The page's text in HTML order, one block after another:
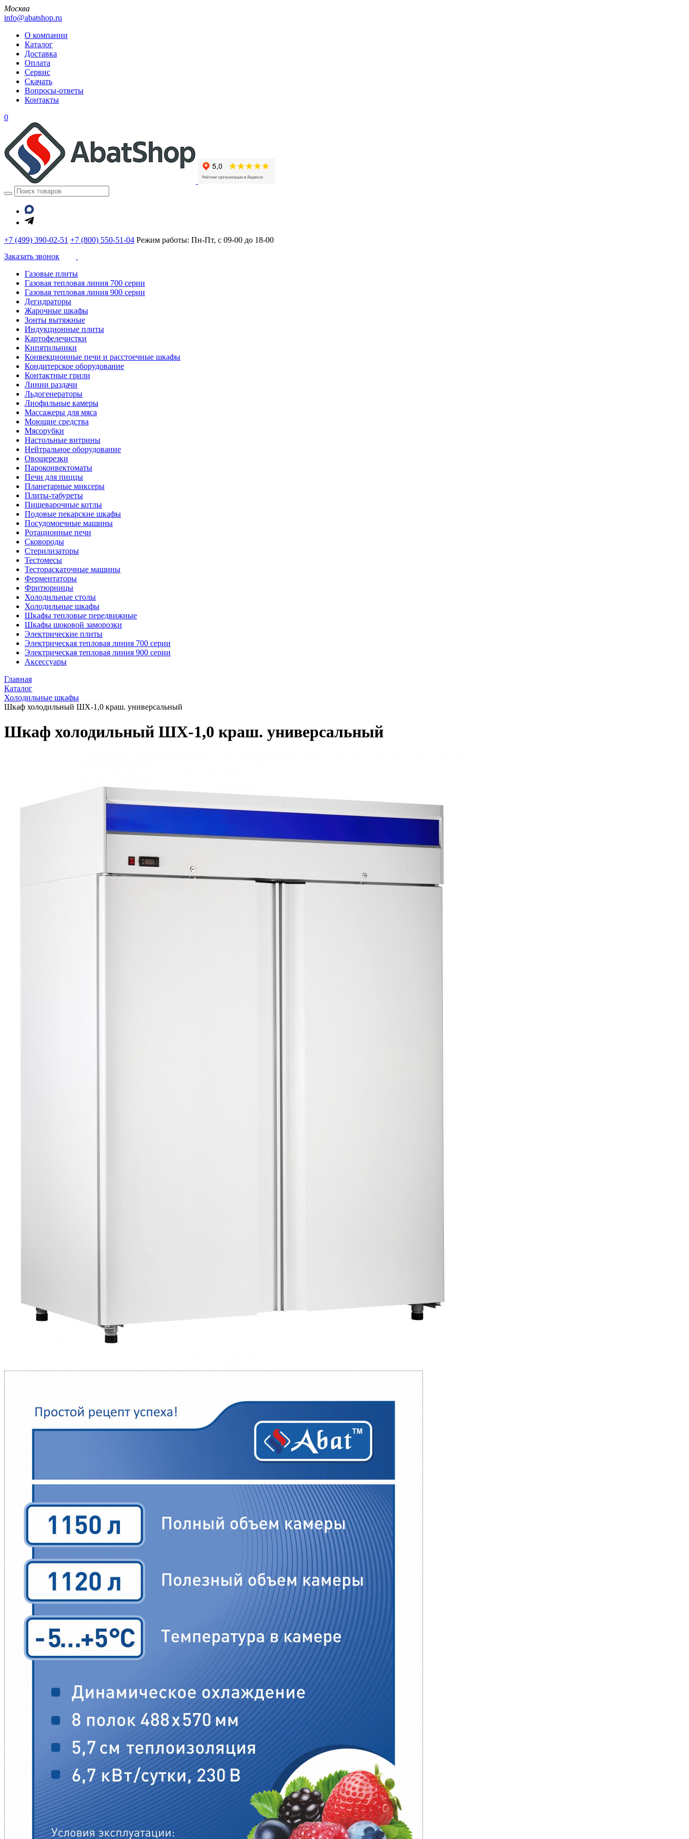
Москва
info@abatshop.ru
О компании
Каталог
Доставка
Оплата
Сервис
Скачать
Вопросы-ответы
Контакты
0
+7 (499) 390-02-51 +7 (800) 550-51-04 Режим работы: Пн-Пт, с 09-00 до 18-00
Заказать звонок
Газовые плиты
Газовая тепловая линия 700 серии
Газовая тепловая линия 900 серии
Дегидраторы
Жарочные шкафы
Зонты вытяжные
Индукционные плиты
Картофелечистки
Кипятильники
Конвекционные печи и расстоечные шкафы
Кондитерское оборудование
Контактные грили
Линии раздачи
Льдогенераторы
Лиофильные камеры
Массажеры для мяса
Моющие средства
Мясорубки
Настольные витрины
Нейтральное оборудование
Овощерезки
Пароконвектоматы
Печи для пиццы
Планетарные миксеры
Плиты-табуреты
Пищеварочные котлы
Подовые пекарские шкафы
Посудомоечные машины
Ротационные печи
Сковороды
Стерилизаторы
Тестомесы
Тестораскаточные машины
Ферментаторы
Фритюрницы
Холодильные столы
Холодильные шкафы
Шкафы тепловые передвижные
Шкафы шоковой заморозки
Электрические плиты
Электрическая тепловая линия 700 серии
Электрическая тепловая линия 900 серии
Аксессуары
Главная
Каталог
Холодильные шкафы
Шкаф холодильный ШХ-1,0 краш. универсальный
Шкаф холодильный ШХ-1,0 краш. универсальный